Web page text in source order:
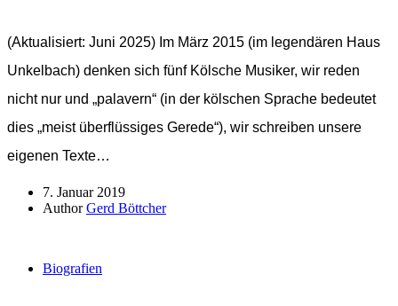
(Aktualisiert: Juni 2025) Im März 2015 (im legendären Haus
Unkelbach) denken sich fünf Kölsche Musiker, wir reden
nicht nur und „palavern“ (in der kölschen Sprache bedeutet
dies „meist überflüssiges Gerede“), wir schreiben unsere
eigenen Texte…
7. Januar 2019
AuthorGerd Böttcher
Biografien